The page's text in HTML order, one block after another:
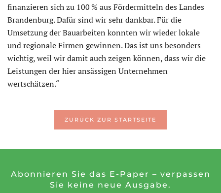
finanzieren sich zu 100 % aus Fördermitteln des Landes
Brandenburg. Dafür sind wir sehr dankbar. Für die
Umsetzung der Bauarbeiten konnten wir wieder lokale
und regionale Firmen gewinnen. Das ist uns besonders
wichtig, weil wir damit auch zeigen können, dass wir die
Leistungen der hier ansässigen Unternehmen
wertschätzen.“
ZURÜCK ZUR STARTSEITE
Abonnieren Sie das E-Paper – verpassen
Sie keine neue Ausgabe.